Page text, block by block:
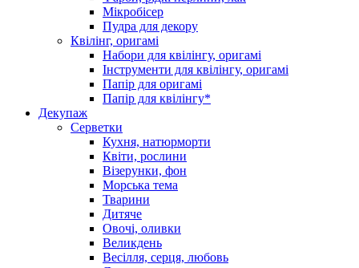
Мікробісер
Пудра для декору
Квілінг, оригамі
Набори для квілінгу, оригамі
Інструменти для квілінгу, оригамі
Папір для оригамі
Папір для квілінгу*
Декупаж
Серветки
Кухня, натюрморти
Квіти, рослини
Візерунки, фон
Морська тема
Тварини
Дитяче
Овочі, оливки
Великдень
Весілля, серця, любовь